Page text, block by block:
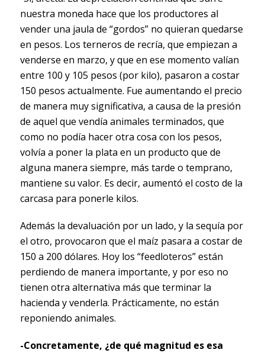
nuestra moneda hace que los productores al
vender una jaula de “gordos” no quieran quedarse
en pesos. Los terneros de recría, que empiezan a
venderse en marzo, y que en ese momento valían
entre 100 y 105 pesos (por kilo), pasaron a costar
150 pesos actualmente. Fue aumentando el precio
de manera muy significativa, a causa de la presión
de aquel que vendía animales terminados, que
como no podía hacer otra cosa con los pesos,
volvía a poner la plata en un producto que de
alguna manera siempre, más tarde o temprano,
mantiene su valor. Es decir, aumentó el costo de la
carcasa para ponerle kilos.
Además la devaluación por un lado, y la sequía por
el otro, provocaron que el maíz pasara a costar de
150 a 200 dólares. Hoy los “feedloteros” están
perdiendo de manera importante, y por eso no
tienen otra alternativa más que terminar la
hacienda y venderla. Prácticamente, no están
reponiendo animales.
-Concretamente, ¿de qué magnitud es esa